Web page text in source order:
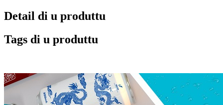
Detail di u produttu
Tags di u produttu